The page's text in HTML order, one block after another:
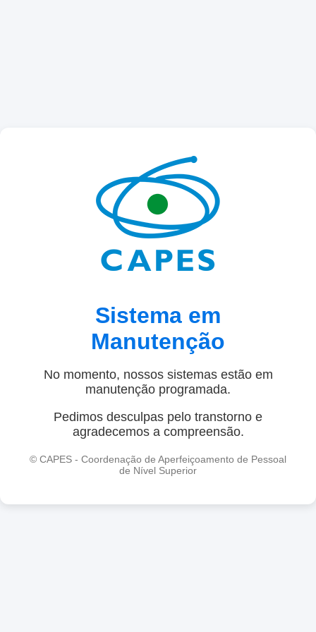
Sistema em
Manutenção
No momento, nossos sistemas estão em
manutenção programada.
Pedimos desculpas pelo transtorno e
agradecemos a compreensão.
© CAPES - Coordenação de Aperfeiçoamento de Pessoal
de Nível Superior